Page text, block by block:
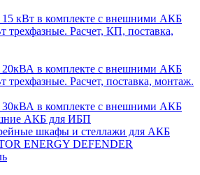
кВт в комплекте с внешними АКБ
Расчет, КП, поставка,
в комплекте с внешними АКБ
Расчет, поставка, монтаж.
в комплекте с внешними АКБ
АКБ для ИБП
шкафы и стеллажи для АКБ
ENERGY DEFENDER